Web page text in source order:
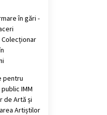
în gări -
Colecționar
pentru
IMM
de Artă și
Artiștilor